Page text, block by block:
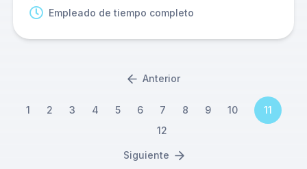
Empleado de tiempo completo
Anterior
1 2 3 4 5 6 7 8 9 10
11
12
Siguiente